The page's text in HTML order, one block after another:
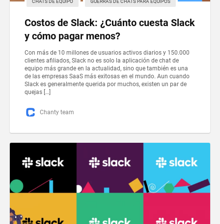
CHATS DE EQUIPO GUERRAS DE CHATS PARA EQUIPOS
Costos de Slack: ¿Cuánto cuesta Slack
y cómo pagar menos?
Con más de 10 millones de usuarios activos diarios y 150.000
clientes afiliados, Slack no es solo la aplicación de chat de
equipo más grande en la actualidad, sino que también es una
de las empresas SaaS más exitosas en el mundo. Aun cuando
Slack es generalmente querida por muchos, existen un par de
quejas […]
Chanty team